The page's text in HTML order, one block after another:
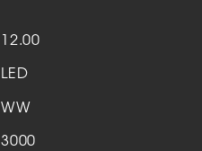
12.00
LED
WW
3000